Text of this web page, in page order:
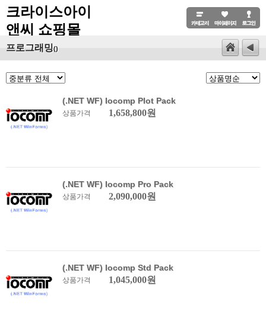
크라이스아이
앤씨 쇼핑몰
프로그래밍()
(.NET WF) Iocomp Plot Pack
상품가격 1,658,800원
(.NET WF) Iocomp Pro Pack
상품가격 2,090,000원
(.NET WF) Iocomp Std Pack
상품가격 1,045,000원